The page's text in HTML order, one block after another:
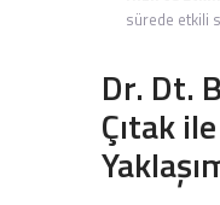
sürede etkili
Dr. Dt.
Çıtak